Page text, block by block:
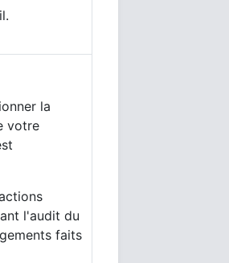
la
votre
l'audit du
faits